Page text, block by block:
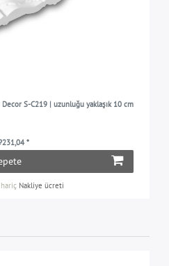
S-C219 | uzunluğu yaklaşık 10 cm
*
hariç Nakliye ücreti